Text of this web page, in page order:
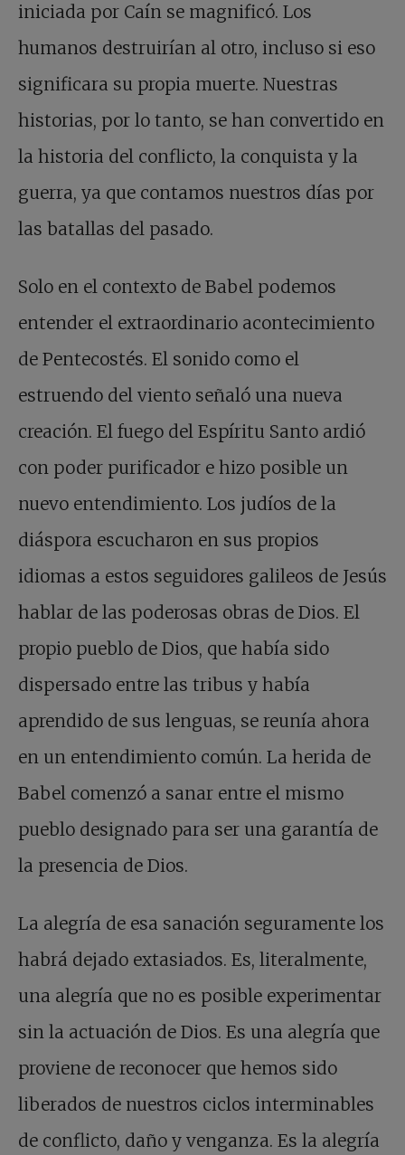
iniciada por Caín se magnificó. Los
humanos destruirían al otro, incluso si eso
significara su propia muerte. Nuestras
historias, por lo tanto, se han convertido en
la historia del conflicto, la conquista y la
guerra, ya que contamos nuestros días por
las batallas del pasado.
Solo en el contexto de Babel podemos
entender el extraordinario acontecimiento
de Pentecostés. El sonido como el
estruendo del viento señaló una nueva
creación. El fuego del Espíritu Santo ardió
con poder purificador e hizo posible un
nuevo entendimiento. Los judíos de la
diáspora escucharon en sus propios
idiomas a estos seguidores galileos de Jesús
hablar de las poderosas obras de Dios. El
propio pueblo de Dios, que había sido
dispersado entre las tribus y había
aprendido de sus lenguas, se reunía ahora
en un entendimiento común. La herida de
Babel comenzó a sanar entre el mismo
pueblo designado para ser una garantía de
la presencia de Dios.
La alegría de esa sanación seguramente los
habrá dejado extasiados. Es, literalmente,
una alegría que no es posible experimentar
sin la actuación de Dios. Es una alegría que
proviene de reconocer que hemos sido
liberados de nuestros ciclos interminables
de conflicto, daño y venganza. Es la alegría